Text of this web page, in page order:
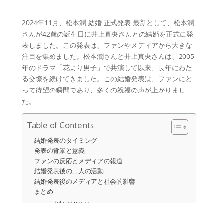
2024年11月、松本潤 結婚 正式発表 最新として、松本潤
さんが42歳の誕生日に井上真央さんとの結婚を正式に発
表しました。この発表は、ファンやメディアから大きな
注目を集めました。松本潤さんと井上真央さんは、2005
年のドラマ「花より男子」で共演して以来、長年にわた
る交際を続けてきました。この結婚発表は、ファンにと
って待望の瞬間であり、多くの祝福の声が上がりまし
た。
Table of Contents
結婚発表のタイミング
発表の背景と意義
ファンの反応とメディアの報道
結婚発表後の二人の活動
結婚発表後のメディアと社会的影響
まとめ